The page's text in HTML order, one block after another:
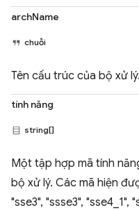
archName
chuỗi
Tên cấu trúc của bộ xử lý.
tính năng
string[]
Một tập hợp mã tính
bộ xử lý. Các mã hiện
"sse3", "ssse3", "sse4_1",